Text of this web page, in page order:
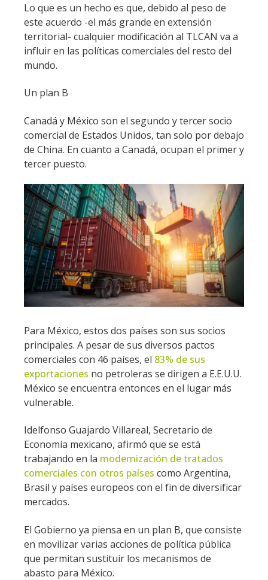
Lo que es un hecho es que, debido al peso de
este acuerdo -el más grande en extensión
territorial- cualquier modificación al TLCAN va a
influir en las políticas comerciales del resto del
mundo.
Un plan B
Canadá y México son el segundo y tercer socio
comercial de Estados Unidos, tan solo por debajo
de China. En cuanto a Canadá, ocupan el primer y
tercer puesto.
Para México, estos dos países son sus socios
principales. A pesar de sus diversos pactos
comerciales con 46 países, el 83% de sus
exportaciones no petroleras se dirigen a E.E.U.U.
México se encuentra entonces en el lugar más
vulnerable.
Idelfonso Guajardo Villareal, Secretario de
Economía mexicano, afirmó que se está
trabajando en la modernización de tratados
comerciales con otros países como Argentina,
Brasil y países europeos con el fin de diversificar
mercados.
El Gobierno ya piensa en un plan B, que consiste
en movilizar varias acciones de política pública
que permitan sustituir los mecanismos de
abasto para México.